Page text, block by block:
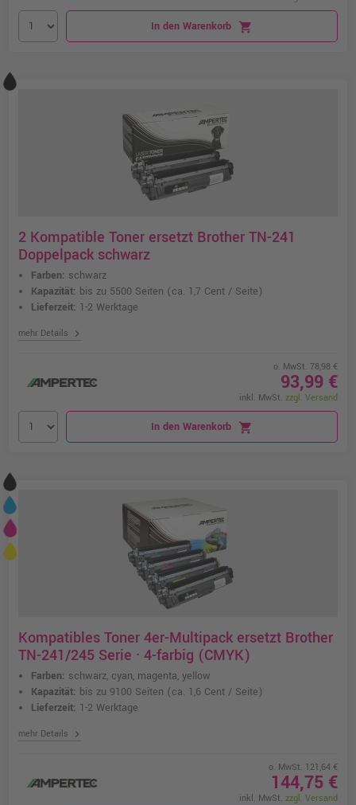
In den Warenkorb shopping_cart
2 Kompatible Toner ersetzt Brother TN-241
Doppelpack schwarz
Farben: schwarz
Kapazität: bis zu 5500 Seiten (ca. 1,7 Cent / Seite)
Lieferzeit: 1-2 Werktage
mehr Details chevron_right
o. MwSt. 78,98 €
93,99 €
inkl. MwSt. zzgl. Versand
In den Warenkorb shopping_cart
Kompatibles Toner 4er-Multipack ersetzt Brother
TN-241/245 Serie · 4-farbig (CMYK)
Farben: schwarz, cyan, magenta, yellow
Kapazität: bis zu 9100 Seiten (ca. 1,6 Cent / Seite)
Lieferzeit: 1-2 Werktage
mehr Details chevron_right
o. MwSt. 121,64 €
144,75 €
inkl. MwSt. zzgl. Versand